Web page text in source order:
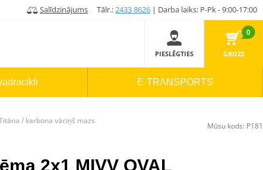
Salīdzinājums Tālr.:2433 8626 | Darba laiks: P-Pk - 9:00-17:00
PIESLĒGTIES
0
GROZS
E-TRANSPORTS
/ karbona vāciņš mazs
2x1 MIVV OVAL
Mūsu kods: P181